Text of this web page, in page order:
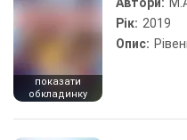
показати
обкладинку
Рік: 2019
Опис: